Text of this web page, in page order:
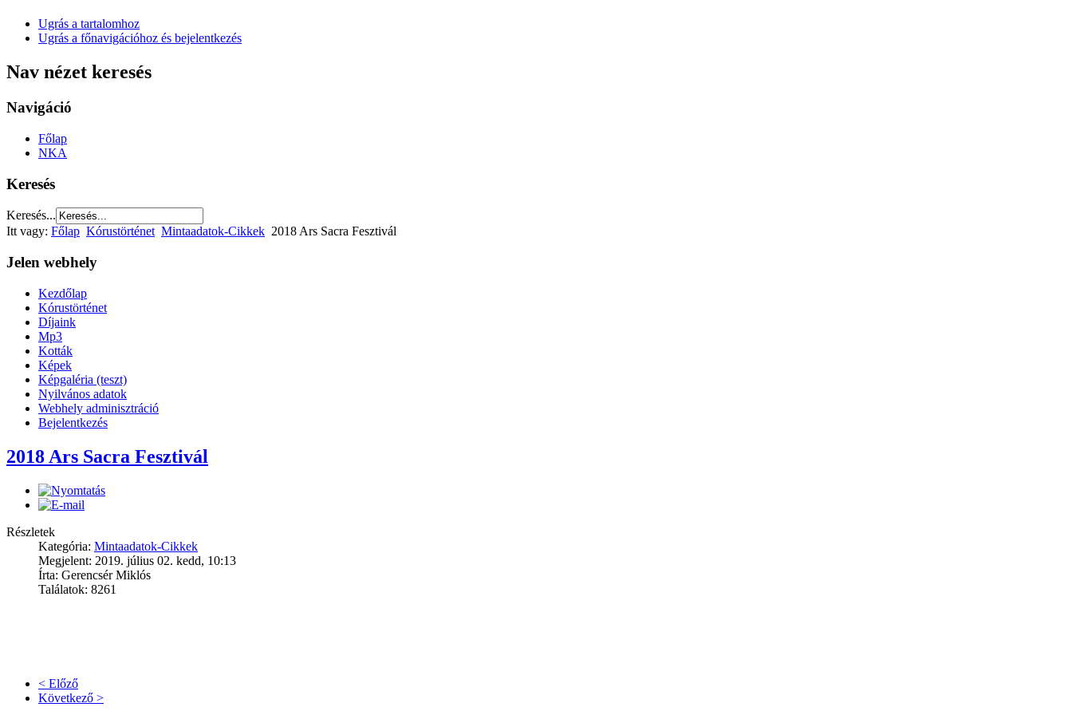
Ugrás a tartalomhoz
Ugrás a főnavigációhoz és bejelentkezés
Nav nézet keresés
Navigáció
Főlap
NKA
Keresés
Keresés...
Itt vagy: Főlap Kórustörténet Mintaadatok-Cikkek 2018 Ars Sacra Fesztivál
Jelen webhely
Kezdőlap
Kórustörténet
Díjaink
Mp3
Kották
Képek
Képgaléria (teszt)
Nyilvános adatok
Webhely adminisztráció
Bejelentkezés
2018 Ars Sacra Fesztivál
Részletek
Kategória: Mintaadatok-Cikkek
Megjelent: 2019. július 02. kedd, 10:13
Írta: Gerencsér Miklós
Találatok: 8261
< Előző
Következő >